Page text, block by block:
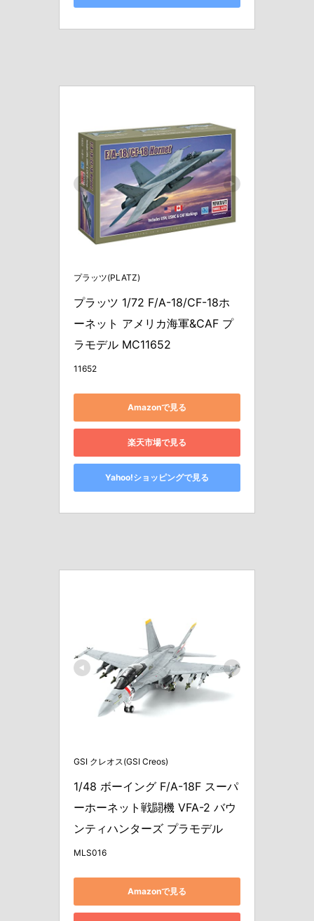
プラッツ(PLATZ)
プラッツ 1/72 F/A-18/CF-18ホ
ーネット アメリカ海軍&CAF プ
ラモデル MC11652
11652
Amazonで見る
楽天市場で見る
Yahoo!ショッピングで見る
GSI クレオス(GSI Creos)
1/48 ボーイング F/A-18F スーパ
ーホーネット戦闘機 VFA-2 バウ
ンティハンターズ プラモデル
MLS016
Amazonで見る